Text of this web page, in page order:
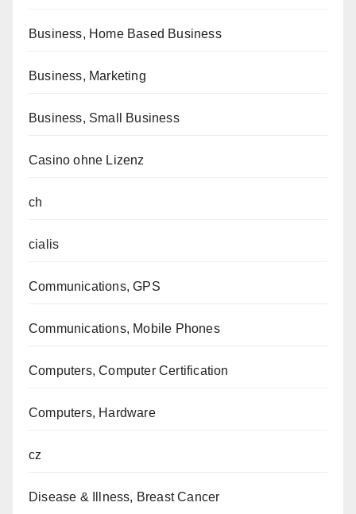
Business, Home Based Business
Business, Marketing
Business, Small Business
Casino ohne Lizenz
ch
cialis
Communications, GPS
Communications, Mobile Phones
Computers, Computer Certification
Computers, Hardware
cz
Disease & Illness, Breast Cancer